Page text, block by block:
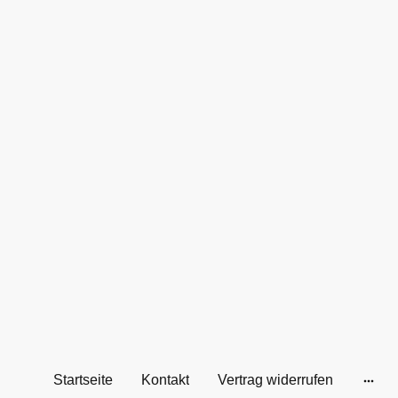
Startseite Kontakt Vertrag widerrufen